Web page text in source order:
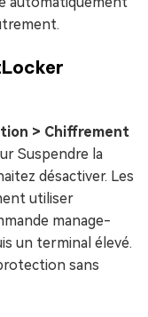
> Chiffrement
Suspendre la
désactiver. Les
utiliser
manage-
un terminal élevé.
sans